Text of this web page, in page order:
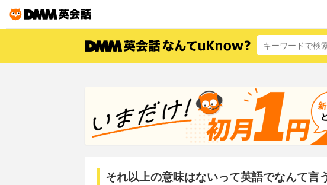
それ以上の意味はないって英語でなんて言